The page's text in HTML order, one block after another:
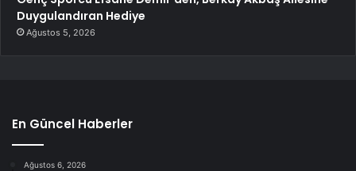
Duygulandıran Hediye
Ağustos 5, 2026
En Güncel Haberler
Ağustos 6, 2026